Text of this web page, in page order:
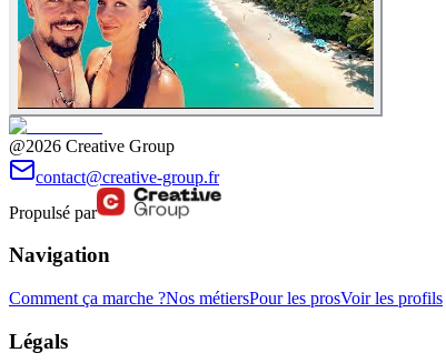
@2026 Creative Group
contact@creative-group.fr
Propulsé par
Navigation
Comment ça marche ?Nos métiersPour les prosVoir les profils
Légals